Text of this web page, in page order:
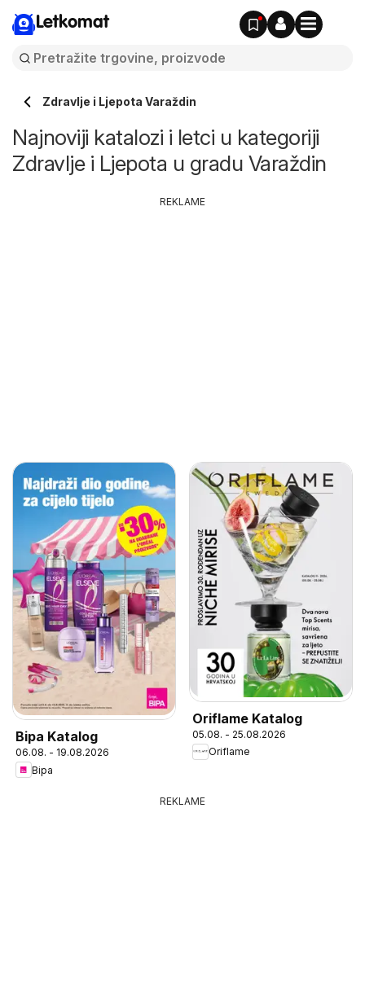
Letkomat
Zdravlje i Ljepota Varaždin
Najnoviji katalozi i letci u kategoriji
Zdravlje i Ljepota u gradu Varaždin
Bipa Katalog
06.08. - 19.08.2026
Bipa
Oriflame Katalog
05.08. - 25.08.2026
Oriflame
REKLAME
REKLAME